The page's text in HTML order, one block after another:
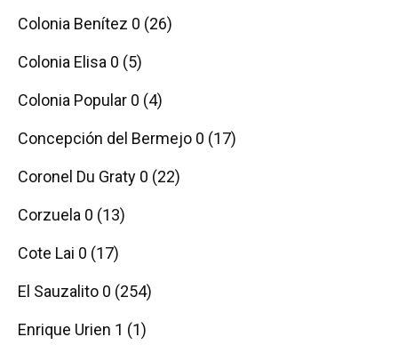
Colonia Benítez 0 (26)
Colonia Elisa 0 (5)
Colonia Popular 0 (4)
Concepción del Bermejo 0 (17)
Coronel Du Graty 0 (22)
Corzuela 0 (13)
Cote Lai 0 (17)
El Sauzalito 0 (254)
Enrique Urien 1 (1)